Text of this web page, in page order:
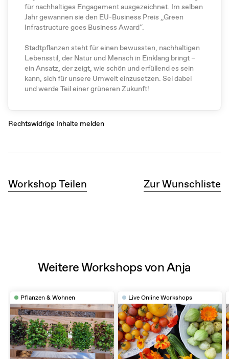
für nachhaltiges Engagement ausgezeichnet. Im selben
Jahr gewannen sie den EU-Business Preis „Green
Infrastructure goes Business Award“.
Stadtpflanzen steht für einen bewussten, nachhaltigen
Lebensstil, der Natur und Mensch in Einklang bringt –
ein Ansatz, der zeigt, wie schön und erfüllend es sein
kann, sich für unsere Umwelt einzusetzen. Sei dabei
und werde Teil einer grüneren Zukunft!
Rechtswidrige Inhalte melden
Workshop Teilen Zur Wunschliste
Weitere Workshops von Anja
Pflanzen & Wohnen Live Online Workshops